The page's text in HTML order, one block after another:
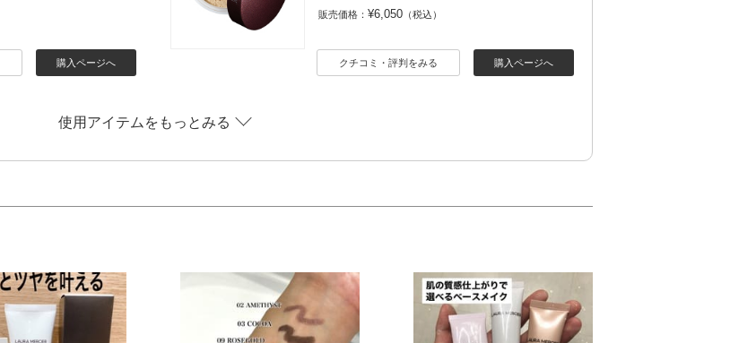
購入ページへ
販売価格： ¥6,050 （税込）
購入ページへ
クチコミ・評判をみる
使用アイテムをもっとみる